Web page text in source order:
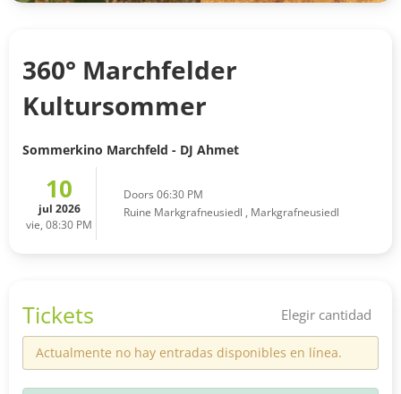
360° Marchfelder
Kultursommer
Sommerkino Marchfeld - DJ Ahmet
10
jul 2026
vie, 08:30 PM
Doors 06:30 PM
Ruine Markgrafneusiedl , Markgrafneusiedl
Tickets Elegir cantidad
Actualmente no hay entradas disponibles en línea.